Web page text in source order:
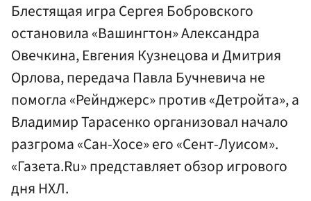
Блестящая игра Сергея Бобровского
остановила «Вашингтон» Александра
Овечкина, Евгения Кузнецова и Дмитрия
Орлова, передача Павла Бучневича не
помогла «Рейнджерс» против «Детройта», а
Владимир Тарасенко организовал начало
разгрома «Сан-Хосе» его «Сент-Луисом».
«Газета.Ru» представляет обзор игрового
дня НХЛ.